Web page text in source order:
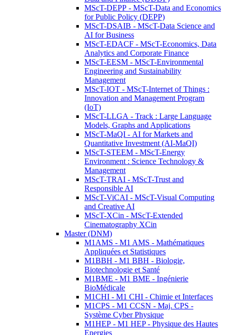
MScT-DEPP - MScT-Data and Economics
for Public Policy (DEPP)
MScT-DSAIB - MScT-Data Science and
AI for Business
MScT-EDACF - MScT-Economics, Data
Analytics and Corporate Finance
MScT-EESM - MScT-Environmental
Engineering and Sustainability
Management
MScT-IOT - MScT-Internet of Things :
Innovation and Management Program
(IoT)
MScT-LLGA - Track : Large Language
Models, Graphs and Applications
MScT-MaQI - AI for Markets and
Quantitative Investment (AI-MaQI)
MScT-STEEM - MScT-Energy
Environment : Science Technology &
Management
MScT-TRAI - MScT-Trust and
Responsible AI
MScT-ViCAI - MScT-Visual Computing
and Creative AI
MScT-XCin - MScT-Extended
Cinematography XCin
Master (DNM)
M1AMS - M1 AMS - Mathématiques
Appliquées et Statistiques
M1BBH - M1 BBH - Biologie,
Biotechnologie et Santé
M1BME - M1 BME - Ingénierie
BioMédicale
M1CHI - M1 CHI - Chimie et Interfaces
M1CPS - M1 CCSN - Maj. CPS -
Système Cyber Physique
M1HEP - M1 HEP - Physique des Hautes
Energies